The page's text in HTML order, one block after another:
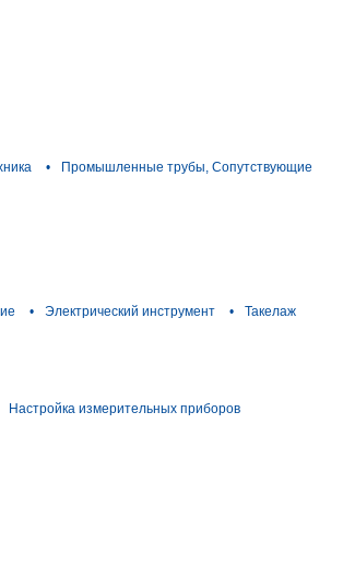
•
Промышленные трубы, Сопутствующие
• Электрический инструмент • Такелаж
Настройка измерительных приборов